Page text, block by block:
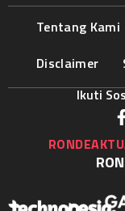
Tentang Kami
Disclaimer
Ikuti